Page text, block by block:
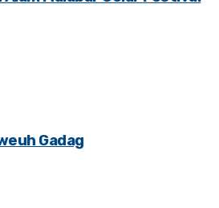
Gadag